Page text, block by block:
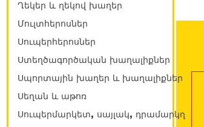
Ղեկեր և ղեկով խաղեր
Մուլտհերոսներ
Սուպերհերոսներ
Ստեղծագործական խաղալիքներ
Սպորտային խաղեր և խաղալիքներ
Սեղան և աթոռ
Սուպերմարկետ, սայլակ, դրամարկղ